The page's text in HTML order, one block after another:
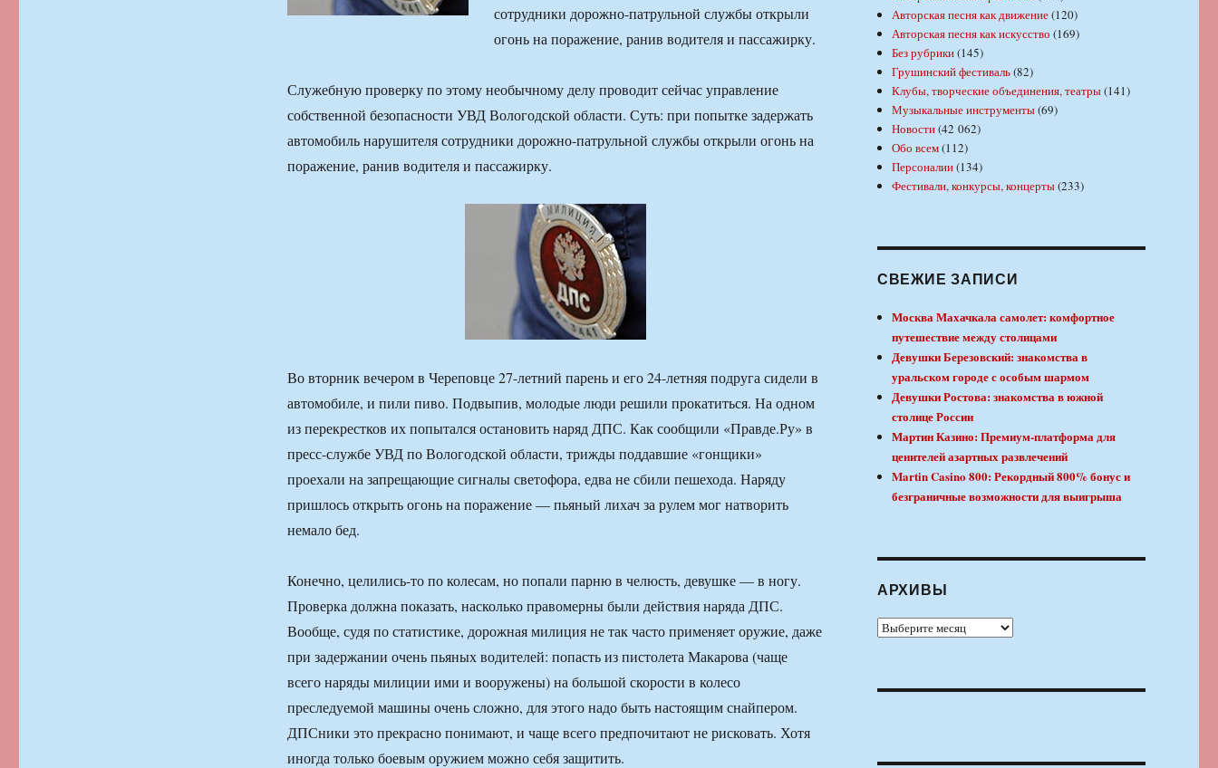
сотрудники дорожно-патрульной службы открыли
огонь на поражение, ранив водителя и пассажирку.
Служебную проверку по этому необычному делу проводит сейчас управление
собственной безопасности УВД Вологодской области. Суть: при попытке задержать
автомобиль нарушителя сотрудники дорожно-патрульной службы открыли огонь на
поражение, ранив водителя и пассажирку.
Во вторник вечером в Череповце 27-летний парень и его 24-летняя подруга сидели в
автомобиле, и пили пиво. Подвыпив, молодые люди решили прокатиться. На одном
из перекрестков их попытался остановить наряд ДПС. Как сообщили «Правде.Ру» в
пресс-службе УВД по Вологодской области, трижды поддавшие «гонщики»
проехали на запрещающие сигналы светофора, едва не сбили пешехода. Наряду
пришлось открыть огонь на поражение — пьяный лихач за рулем мог натворить
немало бед.
Конечно, целились-то по колесам, но попали парню в челюсть, девушке — в ногу.
Проверка должна показать, насколько правомерны были действия наряда ДПС.
Вообще, судя по статистике, дорожная милиция не так часто применяет оружие, даже
при задержании очень пьяных водителей: попасть из пистолета Макарова (чаще
всего наряды милиции ими и вооружены) на большой скорости в колесо
преследуемой машины очень сложно, для этого надо быть настоящим снайпером.
ДПСники это прекрасно понимают, и чаще всего предпочитают не рисковать. Хотя
иногда только боевым оружием можно себя защитить.
Авторская песня как движение(120)
Авторская песня как искусство (169)
Без рубрики(145)
Грушинский фестиваль(82)
Клубы, творческие объединения, театры(141)
Музыкальные инструменты(69)
Новости(42 062)
Обо всем(112)
Персоналии(134)
Фестивали, конкурсы, концерты(233)
СВЕЖИЕ ЗАПИСИ
Москва Махачкала самолет: комфортное
путешествие между столицами
Девушки Березовский: знакомства в
уральском городе с особым шармом
Девушки Ростова: знакомства в южной
столице России
Мартин Казино: Премиум-платформа для
ценителей азартных развлечений
Martin Casino 800: Рекордный 800% бонус и
безграничные возможности для выигрыша
АРХИВЫ
Архивы